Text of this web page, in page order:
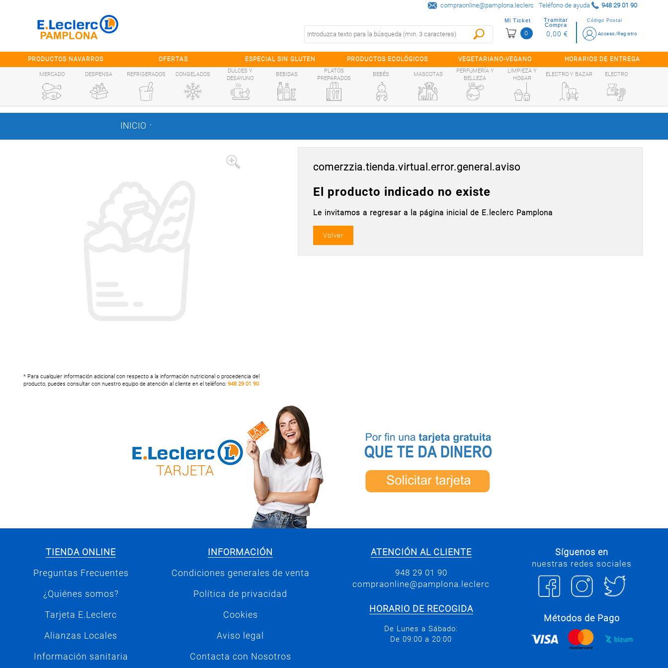
Teléfono de ayuda 948 29 01 90
compraonline@pamplona.leclerc
Código Postal
Acceso/Registro
Mi Ticket
0
Tramitar
Compra
0,00 €
PRODUCTOS NAVARROS OFERTAS ESPECIAL SIN GLUTEN PRODUCTOS ECOLÓGICOS VEGETARIANO-VEGANO HORARIOS DE ENTREGA
MERCADO DESPENSA REFRIGERADOS CONGELADOS
DULCES Y
DESAYUNO
BEBIDAS
PLATOS
PREPARADOS
BEBÉS MASCOTAS
PERFUMERÍA Y
BELLEZA
LIMPIEZA Y
HOGAR
ELECTRO Y BAZAR ELECTRO
INICIO .
comerzzia.tienda.virtual.error.general.aviso
El producto indicado no existe
Le invitamos a regresar a la página inicial de E.leclerc Pamplona
* Para cualquier información adicional con respecto a la información nutricional o procedencia del
producto, puedes consultar con nuestro equipo de atención al cliente en el teléfono: 948 29 01 90
TIENDA ONLINE
Preguntas Frecuentes
¿Quiénes somos?
Tarjeta E.Leclerc
Alianzas Locales
Información sanitaria
INFORMACIÓN
Condiciones generales de venta
Política de privacidad
Cookies
Aviso legal
Contacta con Nosotros
ATENCIÓN AL CLIENTE
948 29 01 90
compraonline@pamplona.leclerc
HORARIO DE RECOGIDA
De Lunes a Sábado:
De 09:00 a 20:00
Síguenos en
nuestras redes sociales
Métodos de Pago